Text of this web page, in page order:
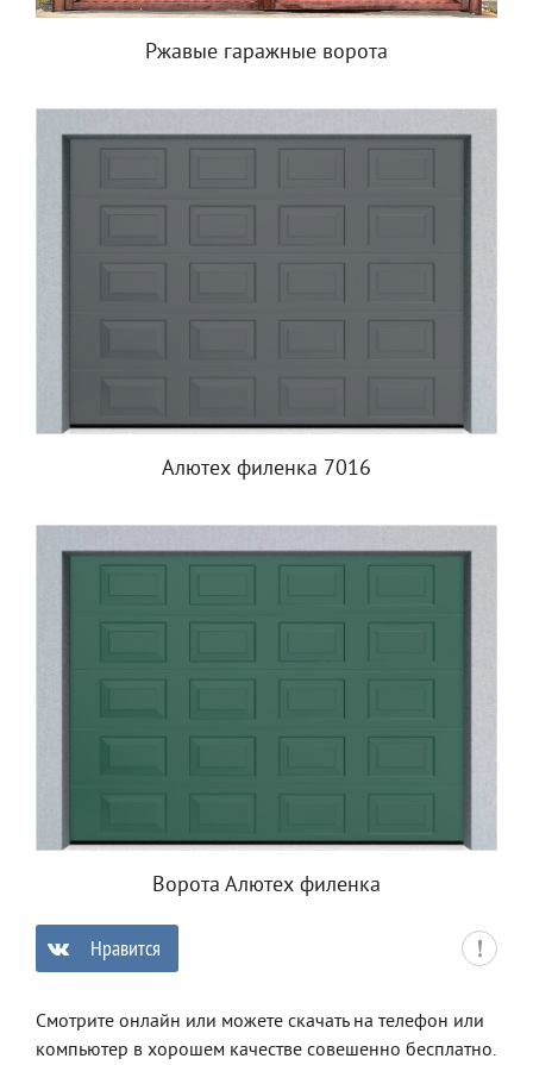
Ржавые гаражные ворота
Алютех филенка 7016
Ворота Алютех филенка
Нравится
Смотрите онлайн или можете скачать на телефон или
компьютер в хорошем качестве совешенно бесплатно.